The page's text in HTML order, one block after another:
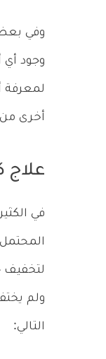
وفي
وجود أي
لمعرفة
أخرى
علاج
في
لتخفيف
ولم
التالي: